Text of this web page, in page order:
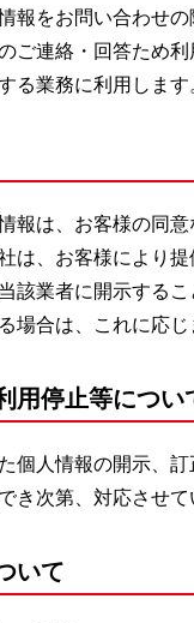
報をお問い合わせ
ご連絡・回答ため
る業務に利用します
報は、お客様の同
は、お客様により
該業者に開示する
場合は、これに応じ
用停止等につい
個人情報の開示、
き次第、対応させて
いて